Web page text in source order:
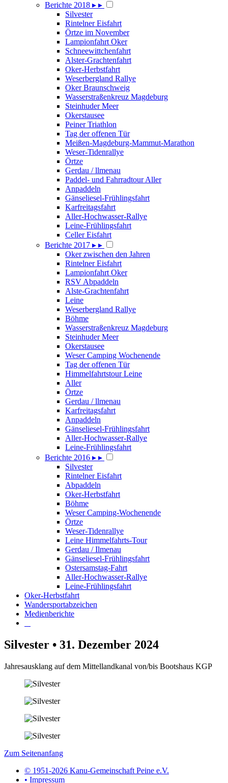
Berichte 2018 ▸ ▸
Silvester
Rintelner Eisfahrt
Örtze im November
Lampionfahrt Oker
Schneewittchenfahrt
Alster-Grachtenfahrt
Oker-Herbstfahrt
Weserbergland Rallye
Oker Braunschweig
Wasserstraßenkreuz Magdeburg
Steinhuder Meer
Okerstausee
Peiner Triathlon
Tag der offenen Tür
Meißen-Magdeburg-Mammut-Marathon
Weser-Tidenrallye
Örtze
Gerdau / llmenau
Paddel- und Fahrradtour Aller
Anpaddeln
Gänseliesel-Frühlingsfahrt
Karfreitagsfahrt
Aller-Hochwasser-Rallye
Leine-Frühlingsfahrt
Celler Eisfahrt
Berichte 2017 ▸ ▸
Oker zwischen den Jahren
Rintelner Eisfahrt
Lampionfahrt Oker
RSV Abpaddeln
Alste-Grachtenfahrt
Leine
Weserbergland Rallye
Böhme
Wasserstraßenkreuz Magdeburg
Steinhuder Meer
Okerstausee
Weser Camping Wochenende
Tag der offenen Tür
Himmelfahrtstour Leine
Aller
Örtze
Gerdau / llmenau
Karfreitagsfahrt
Anpaddeln
Gänseliesel-Frühlingsfahrt
Aller-Hochwasser-Rallye
Leine-Frühlingsfahrt
Berichte 2016 ▸ ▸
Silvester
Rintelner Eisfahrt
Abpaddeln
Oker-Herbstfahrt
Böhme
Weser Camping-Wochenende
Örtze
Weser-Tidenrallye
Leine Himmelfahrts-Tour
Gerdau / Ilmenau
Gänseliesel-Frühlingsfahrt
Ostersamstag-Fahrt
Aller-Hochwasser-Rallye
Leine-Frühlingsfahrt
Oker-Herbstfahrt
Wandersportabzeichen
Medienberichte
Silvester • 31. Dezember 2024
Jahresausklang auf dem Mittellandkanal von/bis Bootshaus KGP
Zum Seitenanfang
© 1951-2026 Kanu-Gemeinschaft Peine e.V.
• Impressum